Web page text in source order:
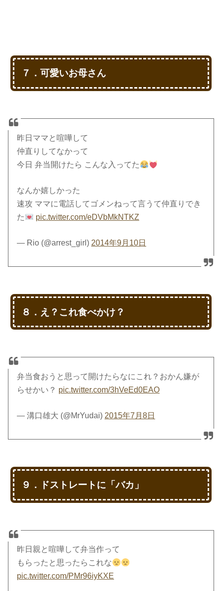
７．可愛いお母さん
昨日ママと喧嘩して
仲直りしてなかって
今日 弁当開けたら こんな入ってた
なんか嬉しかった
速攻 ママに電話してゴメンねって言うて仲直りでき
た
pic.twitter.com/eDVbMkNTKZ
— Rio (@arrest_girl) 2014年9月10日
８．え？これ食べかけ？
弁当食おうと思って開けたらなにこれ？おかん嫌が
らせかい？ pic.twitter.com/3hVeEd0EAO
— 溝口雄大 (@MrYudai)2015年7月8日
９．ドストレートに「バカ」
昨日親と喧嘩して弁当作って
もらったと思ったらこれな
pic.twitter.com/PMr96iyKXE